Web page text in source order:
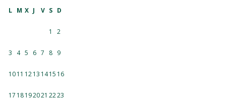
L M X J V S D
1 2
3 4 5 6 7 8 9
1011 1213 1415 16
17 18192021 2223